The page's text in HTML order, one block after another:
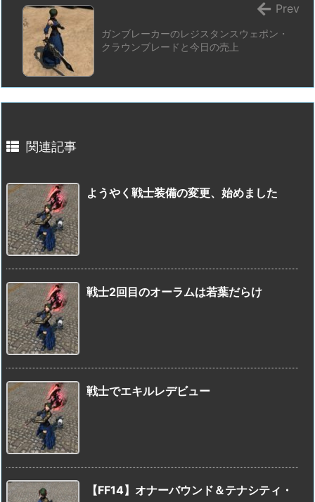
ガンブレーカーのレジスタンスウェポン・
クラウンブレードと今日の売上
Prev
関連記事
ようやく戦士装備の変更、始めました
戦士2回目のオーラムは若葉だらけ
戦士でエキルレデビュー
【FF14】オナーバウンド＆テナシティ・